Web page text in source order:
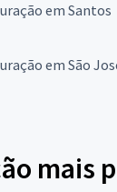
em Santos
em São
mais